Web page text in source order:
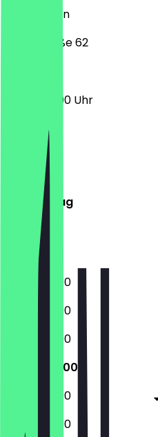
Berlin
Heidestraße 62
12:00 - 22:00 Uhr
Montag
Dienstag
Mittwoch
Donnerstag
Freitag
Samstag
Sonntag
12:00 - 22:00
12:00 - 22:00
12:00 - 22:00
12:00 - 22:00
12:00 - 23:00
12:00 - 23:00